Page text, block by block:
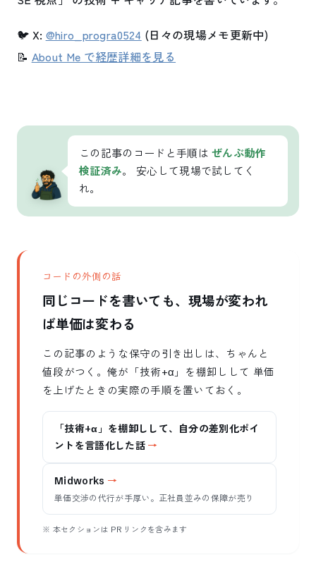
🐦 X: @hiro_progra0524 (日々の現場メモ更新中)
📝 About Me で経歴詳細を見る
この記事のコードと手順はぜんぶ動作
検証済み。 安心して現場で試してく
れ。
コードの外側の話
同じコードを書いても、現場が変われ
ば単価は変わる
この記事のような保守の引き出しは、ちゃんと
値段がつく。俺が「技術+α」を棚卸しして 単価
を上げたときの実際の手順を置いておく。
「技術+α」を棚卸しして、自分の差別化ポイ
ントを言語化した話
Midworks
単価交渉の代行が手厚い。正社員並みの保障が売り
※ 本セクションは PR リンクを含みます